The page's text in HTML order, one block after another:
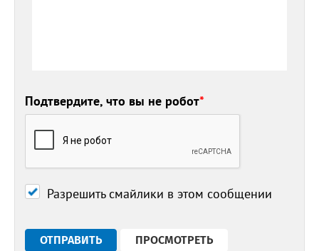
Подтвердите, что вы не робот*
Разрешить смайлики в этом сообщении